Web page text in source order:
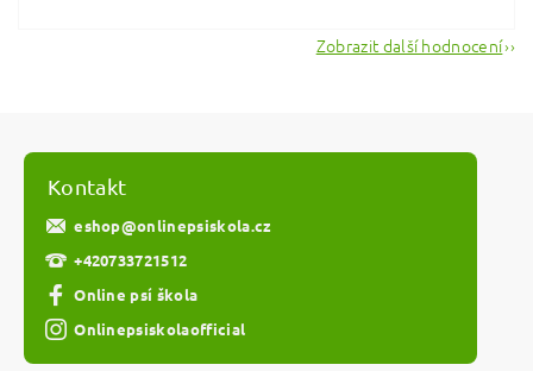
Zobrazit další hodnocení
Kontakt
eshop@onlinepsiskola.cz
+420733721512
Online psí škola
Onlinepsiskolaofficial